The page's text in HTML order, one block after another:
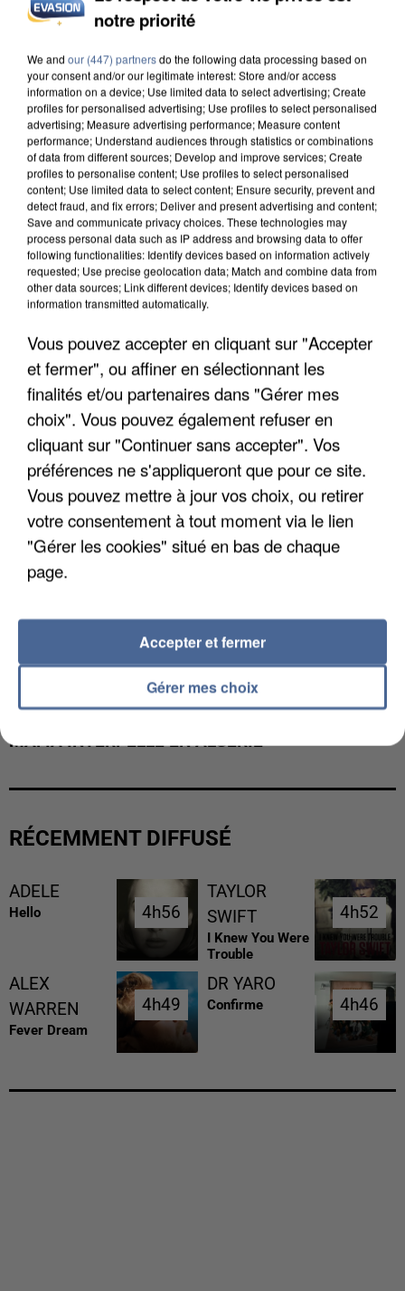
INCENDIES : L’ÎLE-DE-FRANCE LANCE UN ÉLAN
APRÈS TOUTES CES CANICULES, LES REFUGES
DE FAUNE SAUVAGE SONT...
MAFIA INTERPELLÉ EN ALGÉRIE
RÉCEMMENT DIFFUSÉ
ADELE
Hello 4h56
4h56
TAYLOR
SWIFT
I Knew You Were
Trouble
4h52
4h52
ALEX
WARREN
Fever Dream
4h49
4h49
DR YARO
Confirme 4h46
4h46
notre priorité
We and our (447) partnersdo the following data processing based on
your consent and/or our legitimate interest: Store and/or access
information on a device; Use limited data to select advertising; Create
profiles for personalised advertising; Use profiles to select personalised
advertising; Measure advertising performance; Measure content
performance; Understand audiences through statistics or combinations
of data from different sources; Develop and improve services; Create
profiles to personalise content; Use profiles to select personalised
content; Use limited data to select content; Ensure security, prevent and
detect fraud, and fix errors; Deliver and present advertising and content;
Save and communicate privacy choices. These technologies may
process personal data such as IP address and browsing data to offer
following functionalities: Identify devices based on information actively
requested; Use precise geolocation data; Match and combine data from
other data sources; Link different devices; Identify devices based on
information transmitted automatically.
Vous pouvez accepter en cliquant sur "Accepter
et fermer", ou affiner en sélectionnant les
finalités et/ou partenaires dans "Gérer mes
choix". Vous pouvez également refuser en
cliquant sur "Continuer sans accepter". Vos
préférences ne s'appliqueront que pour ce site.
Vous pouvez mettre à jour vos choix, ou retirer
votre consentement à tout moment via le lien
"Gérer les cookies" situé en bas de chaque
page.
Gérer mes choix
Accepter et fermer